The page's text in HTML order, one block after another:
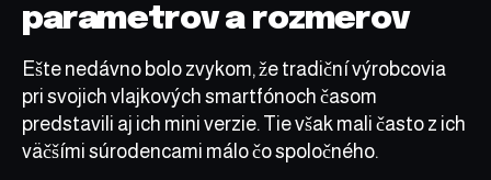
parametrov a rozmerov
Ešte nedávno bolo zvykom, že tradiční výrobcovia
pri svojich vlajkových smartfónoch časom
predstavili aj ich mini verzie. Tie však mali často z ich
väčšími súrodencami málo čo spoločného.